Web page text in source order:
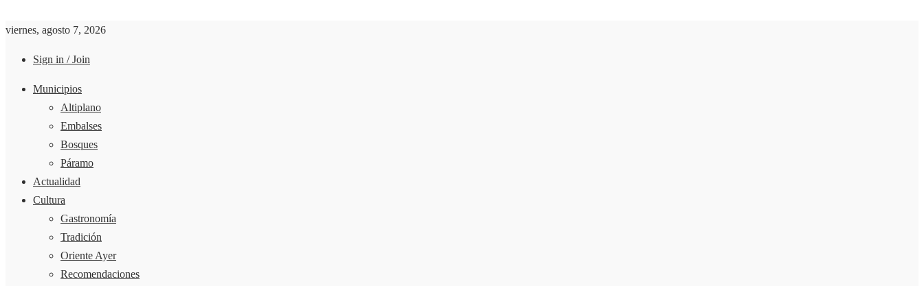
viernes, agosto 7, 2026
Sign in / Join
Municipios
Altiplano
Embalses
Bosques
Páramo
Actualidad
Cultura
Gastronomía
Tradición
Oriente Ayer
Recomendaciones